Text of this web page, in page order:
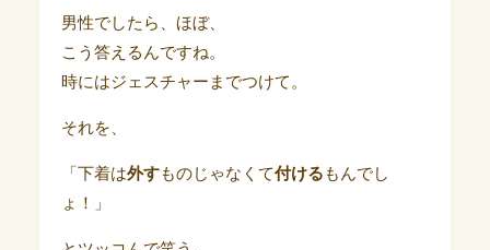
男性でしたら、ほぼ、
こう答えるんですね。
時にはジェスチャーまでつけて。
それを、
「下着は外すものじゃなくて付けるもんでし
ょ！」